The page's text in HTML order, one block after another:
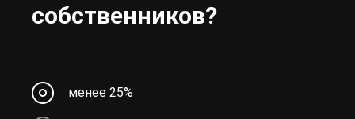
собственников?
менее 25%